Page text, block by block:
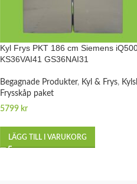
Kyl Frys PKT 186 cm Siemens
KS36VAI41 GS36NAI31
Begagnade Produkter, Kyl & Frys,
Frysskåp paket
5799 kr
LÄGG TILL I VARUKORG